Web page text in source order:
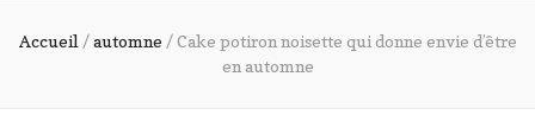
Accueil / automne / Cake potiron noisette qui donne envie d’être
en automne